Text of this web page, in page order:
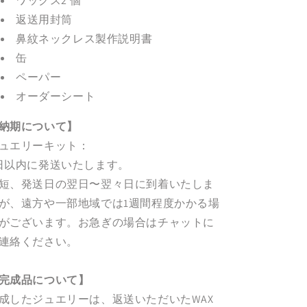
返送用封筒
鼻紋ネックレス製作説明書
缶
ペーパー
オーダーシート
納期について】
エリーキット：
以内に発送いたします。
、発送日の翌日〜翌々日に到着いたしま
、遠方や一部地域では1週間程度かかる場
ございます。お急ぎの場合はチャットに
絡ください。
完成品について】
したジュエリーは、返送いただいたWAX